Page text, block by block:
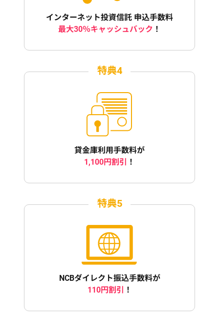
インターネット投資信託 申込手数料
最大30％キャッシュバック ！
特典4
貸金庫利用手数料が
1,100円割引
！
特典5
NCBダイレクト振込手数料が
110円割引
！